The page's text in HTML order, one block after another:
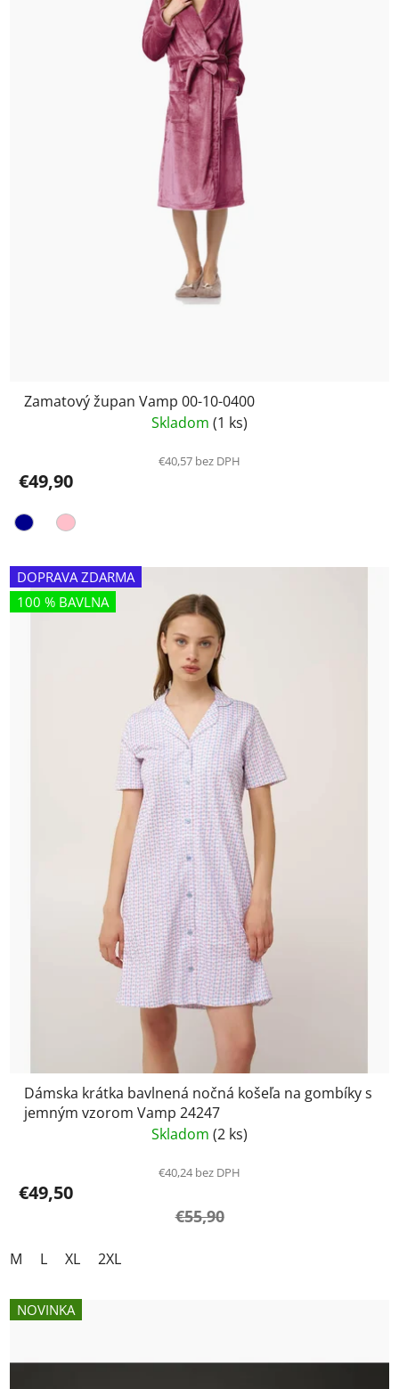
Zamatový župan Vamp 00-10-0400
Skladom (1 ks)
€40,57 bez DPH
€49,90
DOPRAVA ZDARMA
100 % BAVLNA
Dámska krátka bavlnená nočná košeľa na gombíky s
jemným vzorom Vamp 24247
Skladom (2 ks)
€40,24 bez DPH
€49,50
€55,90
M L XL 2XL
NOVINKA